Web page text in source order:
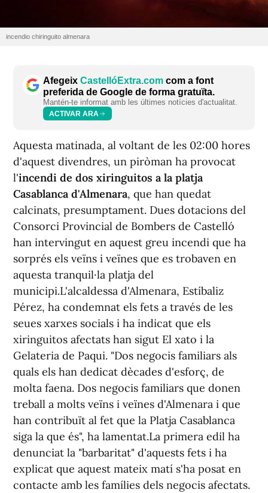
incendio chiringuito almenara
Afegeix CastellóExtra.com com a font
preferida de Google de forma gratuïta.
Mantén-te informat amb les últimes notícies d'actualitat.
ACTIVAR ARA
Aquesta matinada, al voltant de les 02:00 hores
d'aquest divendres, un piròman ha provocat
l'incendi de dos xiringuitos a la platja
Casablanca d'Almenara, que han quedat
calcinats, presumptament. Dues dotacions del
Consorci Provincial de Bombers de Castelló
han intervingut en aquest greu incendi que ha
sorprés els veïns i veïnes que es trobaven en
aquesta tranquil·la platja del
municipi.L'alcaldessa d'Almenara, Estíbaliz
Pérez, ha condemnat els fets a través de les
seues xarxes socials i ha indicat que els
xiringuitos afectats han sigut El xato i la
Gelateria de Paqui. "Dos negocis familiars als
quals els han dedicat dècades d'esforç, de
molta faena. Dos negocis familiars que donen
treball a molts veïns i veïnes d'Almenara i que
han contribuït al fet que la Platja Casablanca
siga la que és", ha lamentat.La primera edil ha
denunciat la "barbaritat" d'aquests fets i ha
explicat que aquest mateix matí s'ha posat en
contacte amb les famílies dels negocis afectats.